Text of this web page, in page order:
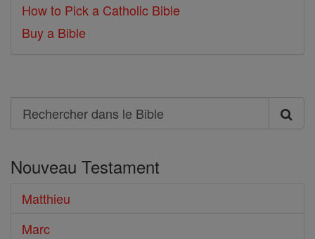
How to Pick a Catholic Bible
Buy a Bible
Search
Rechercher
le
Bible
Nouveau Testament
Matthieu
Marc